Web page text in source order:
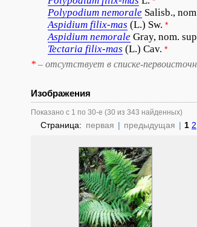
Polypodium nemorale Salisb.,
Aspidium filix-mas (L.) Sw. *
Aspidium nemorale Gray, nom.
Tectaria filix-mas (L.) Cav. *
* – отсутствует в списке-
Изображения
Показано с 1 по 30-е (30 из 343 найденных)
Страница: первая | предыдущая | 1 2